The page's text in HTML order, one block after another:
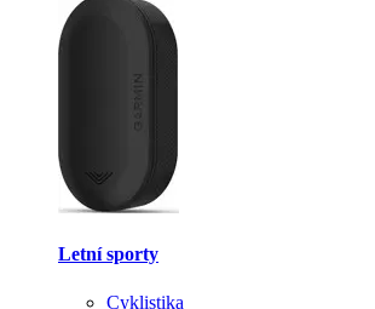
Letní sporty
Cyklistika